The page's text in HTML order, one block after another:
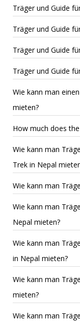
Träger und Guide
Träger und Guide
Träger und Guide
Träger und Guide
Wie kann man
mieten?
How much does
Wie kann man
Trek in Nepal
Wie kann man
Wie kann man
Nepal mieten?
Wie kann man
in Nepal mieten?
Wie kann man
mieten?
Wie kann man